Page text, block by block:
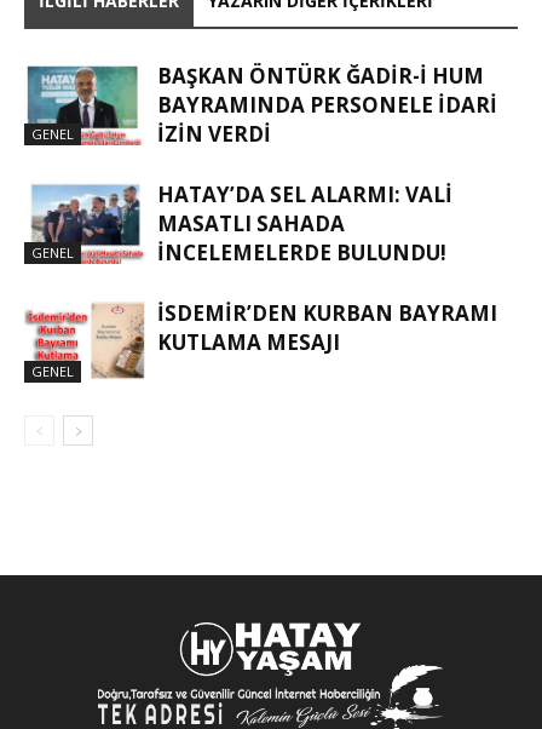
GENEL
BAŞKAN ÖNTÜRK ĞADIR-İ HUM
BAYRAMINDA PERSONELE İDARI
İZIN VERDI
GENEL
HATAY’DA SEL ALARMI: VALI
MASATLI SAHADA
İNCELEMELERDE BULUNDU!
GENEL
İSDEMIR’DEN KURBAN BAYRAMI
KUTLAMA MESAJI